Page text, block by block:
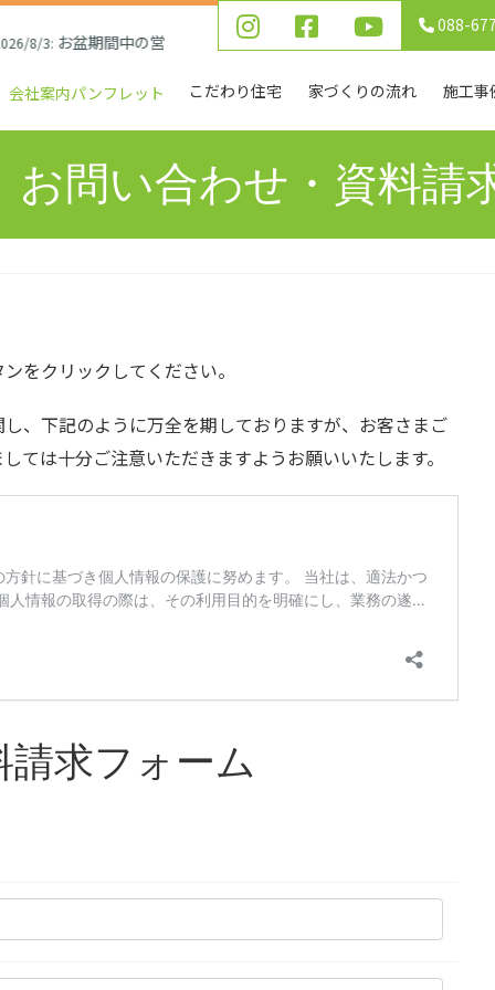
8/3:お盆期間中の営業について
会社案内パンフレット こだわり住宅 家づくりの流れ 施工事
088-
お問い合わせ・資料請
をクリックしてください。
、下記のように万全を期しておりますが、お客さまご
ては十分ご注意いただきますようお願いいたします。
求フォーム